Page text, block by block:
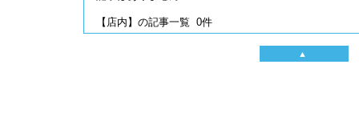
【店内】の記事一覧 0件
▲